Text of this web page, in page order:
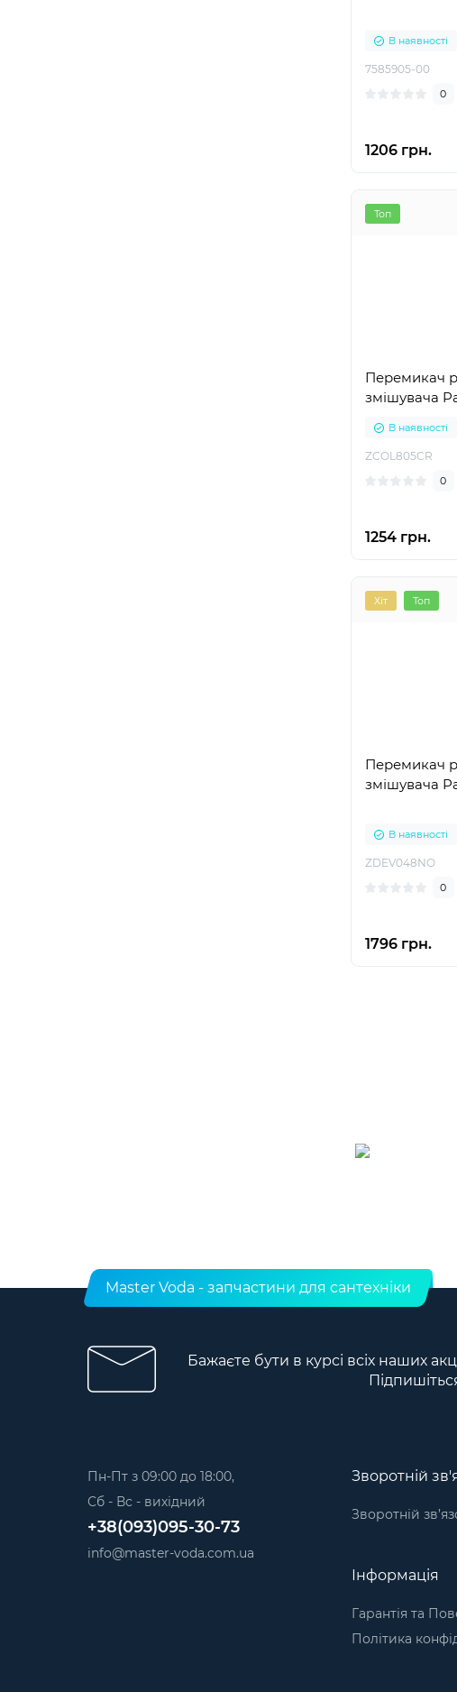
В наявності
7585905-00
0
1206 грн.
Топ
Перемикач
змішувача
В наявності
ZCOL805CR
0
1254 грн.
Хіт Топ
Перемикач
змішувача
В наявності
ZDEV048NO
0
1796 грн.
Master Voda - запчастини для сантехніки
Бажаєте бути в курсі всіх наших
Пн-Пт з 09:00 до 18:00,
Сб - Вс - вихідний
+38(093)095-30-73
info@master-voda.com.ua
Зворотній
Зворотній
Інформація
Гарантія та
Політика